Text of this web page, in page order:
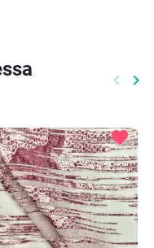
keyboard_arrow_left keyboard_arrow_right
favorite